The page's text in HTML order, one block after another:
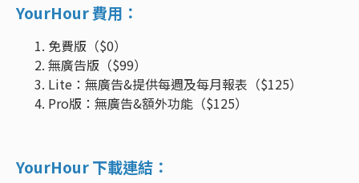
YourHour 費用：
免費版（$0）
無廣告版（$99）
Lite：無廣告&提供每週及每月報表（$125）
Pro版：無廣告&額外功能（$125）
YourHour 下載連結：